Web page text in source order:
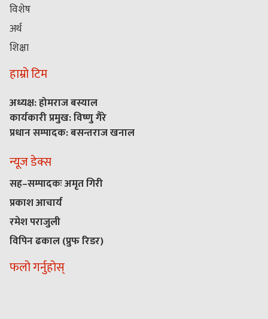
विशेष
अर्थ
शिक्षा
हाम्रो टिम
अध्यक्ष: होमराज बस्याल
कार्यकारी प्रमुख: विष्णु गैरे
प्रधान सम्पादक: बसन्तराज खनाल
न्यूज डेक्स
सह–सम्पादकः अमृत गिरी
प्रकाश आचार्य
रमेश पराजुली
विपिन ढकाल (प्रुफ रिडर)
फलो गर्नुहोस्